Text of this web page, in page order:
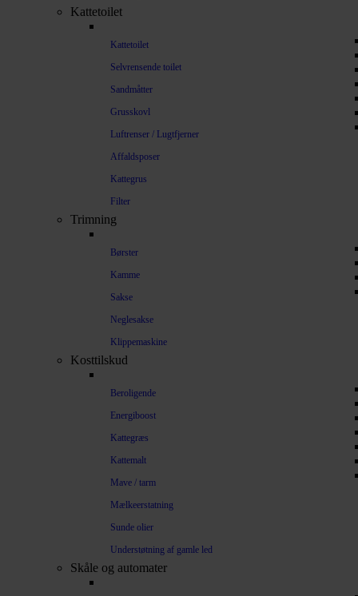
Kattetoilet
Kattetoilet
Selvrensende toilet
Sandmåtter
Grusskovl
Luftrenser / Lugtfjerner
Affaldsposer
Kattegrus
Filter
Trimning
Børster
Kamme
Sakse
Neglesakse
Klippemaskine
Kosttilskud
Beroligende
Energiboost
Kattegræs
Kattemalt
Mave / tarm
Mælkeerstatning
Sunde olier
Understøtning af gamle led
Skåle og automater